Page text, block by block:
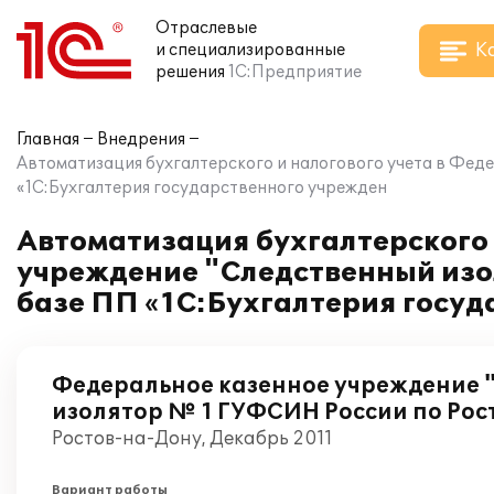
Отраслевые
и специализированные
решения 1С:Предприятие
Главная
Внедрения
Автоматизация бухгалтерского и налогового учета в
«1С:Бухгалтерия государственного учрежден
Автоматизация
учреждение "Следственный
базе ПП «1С:Бухгалтерия
Федеральное казенное учреждение
изолятор № 1 ГУФСИН России по
Ростов-на-Дону, Декабрь 2011
Вариант работы